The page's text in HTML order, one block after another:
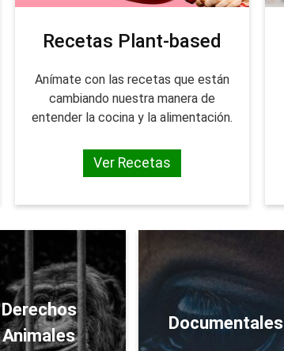
Recetas Plant-based
Anímate con las recetas que están
cambiando nuestra manera de
entender la cocina y la alimentación.
Ver Recetas
Derechos
Animales
Documentales